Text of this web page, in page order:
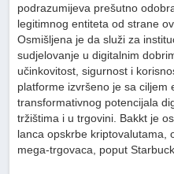
podrazumijeva prešutno
legitimnog entiteta od strane
Osmišljena je da služi za
sudjelovanje u digitalnim
učinkovitost, sigurnost i
platforme izvršeno je sa ciljem
transformativnog potencijala
tržištima i u trgovini. Bakkt je
lanca opskrbe kriptovalutama,
mega-trgovaca, poput